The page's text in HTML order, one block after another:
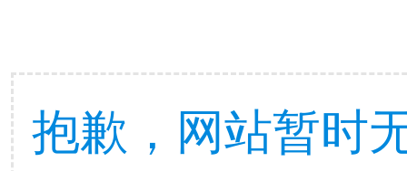
抱歉，网站暂时